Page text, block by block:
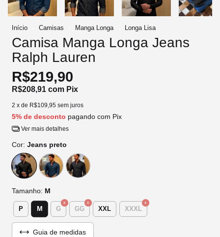
Início Camisas Manga Longa Longa Lisa
Camisa Manga Longa Jeans
Ralph Lauren
R$219,90
R$208,91 com Pix
2 x de R$109,95 sem juros
5% de desconto pagando com Pix
Ver mais detalhes
Cor: Jeans preto
Tamanho: M
P M G GG XXL XXXL
Guia de medidas